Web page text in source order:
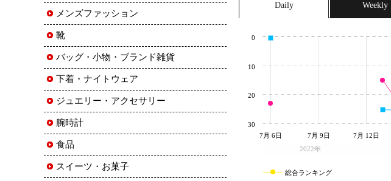
Daily Weekly
2022年
7月 6日 7月 9日 7月 12日
0
10
20
30
総合ランキング
メンズファッション
靴
バッグ・小物・ブランド雑貨
下着・ナイトウェア
ジュエリー・アクセサリー
腕時計
食品
スイーツ・お菓子